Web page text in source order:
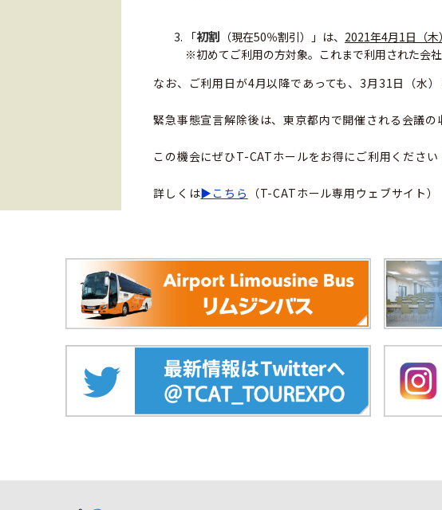
「初割 （現在50％割引）」は、 2021年4月1日（木
※初めてご利用の方対象。これまで利用された会
なお、ご利用日が4月以降であっても、3月31日（水
緊急事態宣言解除後は、東京都内で開催される会議
この機会にぜひT-CATホールをお得にご利用ください
詳しくは▶こちら （T-CATホール専用ウェブサイト）